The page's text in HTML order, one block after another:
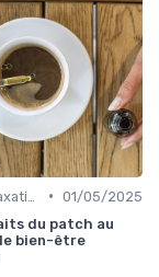
• 01/05/2025
du patch au
le bien-être